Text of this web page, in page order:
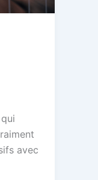
avec